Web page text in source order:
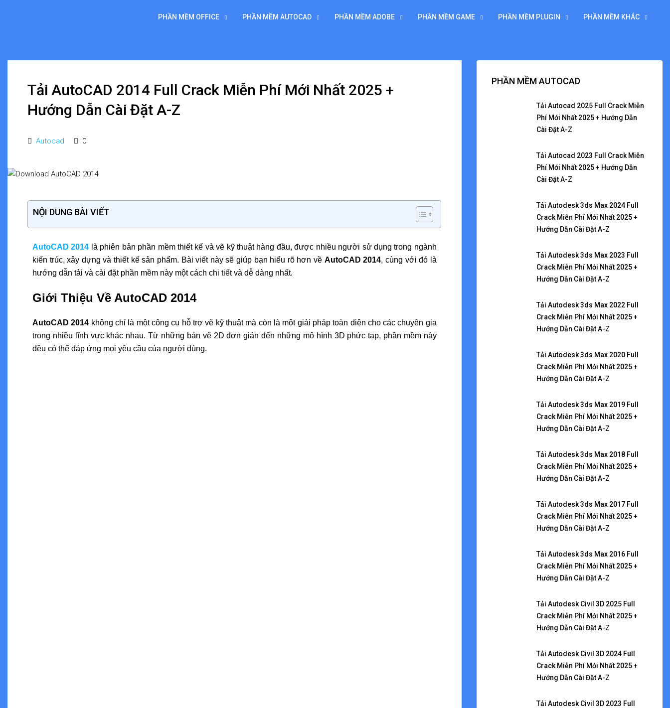
PHẦN MỀM OFFICE PHẦN MỀM AUTOCAD PHẦN MỀM ADOBE PHẦN MỀM GAME PHẦN MỀM PLUGIN PHẦN MỀM KHÁC
Tải AutoCAD 2014 Full Crack Miễn Phí Mới Nhất 2025 +
Hướng Dẫn Cài Đặt A-Z
Autocad 0
NỘI DUNG BÀI VIẾT
AutoCAD 2014 là phiên bản phần mềm thiết kế và vẽ kỹ thuật hàng đầu, được nhiều người sử dụng trong ngành
kiến trúc, xây dựng và thiết kế sản phẩm. Bài viết này sẽ giúp bạn hiểu rõ hơn về AutoCAD 2014, cùng với đó là
hướng dẫn tải và cài đặt phần mềm này một cách chi tiết và dễ dàng nhất.
Giới Thiệu Về AutoCAD 2014
AutoCAD 2014 không chỉ là một công cụ hỗ trợ vẽ kỹ thuật mà còn là một giải pháp toàn diện cho các chuyên gia
trong nhiều lĩnh vực khác nhau. Từ những bản vẽ 2D đơn giản đến những mô hình 3D phức tạp, phần mềm này
đều có thể đáp ứng mọi yêu cầu của người dùng.
PHẦN MỀM AUTOCAD
Tải Autocad 2025 Full Crack Miễn
Phí Mới Nhất 2025 + Hướng Dẫn
Cài Đặt A-Z
Tải Autocad 2023 Full Crack Miễn
Phí Mới Nhất 2025 + Hướng Dẫn
Cài Đặt A-Z
Tải Autodesk 3ds Max 2024 Full
Crack Miễn Phí Mới Nhất 2025 +
Hướng Dẫn Cài Đặt A-Z
Tải Autodesk 3ds Max 2023 Full
Crack Miễn Phí Mới Nhất 2025 +
Hướng Dẫn Cài Đặt A-Z
Tải Autodesk 3ds Max 2022 Full
Crack Miễn Phí Mới Nhất 2025 +
Hướng Dẫn Cài Đặt A-Z
Tải Autodesk 3ds Max 2020 Full
Crack Miễn Phí Mới Nhất 2025 +
Hướng Dẫn Cài Đặt A-Z
Tải Autodesk 3ds Max 2019 Full
Crack Miễn Phí Mới Nhất 2025 +
Hướng Dẫn Cài Đặt A-Z
Tải Autodesk 3ds Max 2018 Full
Crack Miễn Phí Mới Nhất 2025 +
Hướng Dẫn Cài Đặt A-Z
Tải Autodesk 3ds Max 2017 Full
Crack Miễn Phí Mới Nhất 2025 +
Hướng Dẫn Cài Đặt A-Z
Tải Autodesk 3ds Max 2016 Full
Crack Miễn Phí Mới Nhất 2025 +
Hướng Dẫn Cài Đặt A-Z
Tải Autodesk Civil 3D 2025 Full
Crack Miễn Phí Mới Nhất 2025 +
Hướng Dẫn Cài Đặt A-Z
Tải Autodesk Civil 3D 2024 Full
Crack Miễn Phí Mới Nhất 2025 +
Hướng Dẫn Cài Đặt A-Z
Tải Autodesk Civil 3D 2023 Full